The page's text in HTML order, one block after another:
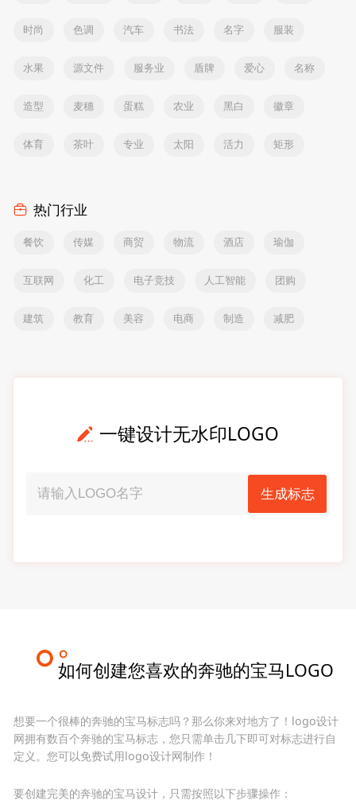
时尚 色调 汽车 书法 名字 服装
水果 源文件 服务业 盾牌 爱心 名称
造型 麦穗 蛋糕 农业 黑白 徽章
体育 茶叶 专业 太阳 活力 矩形
热门行业
餐饮 传媒 商贸 物流 酒店 瑜伽
互联网 化工 电子竞技 人工智能 团购
建筑 教育 美容 电商 制造 减肥
一键设计无水印LOGO
生成标志
如何创建您喜欢的奔驰的宝马LOGO
想要一个很棒的奔驰的宝马标志吗？那么你来对地方了！logo设计
网拥有数百个奔驰的宝马标志，您只需单击几下即可对标志进行自
定义。您可以免费试用logo设计网制作！
要创建完美的奔驰的宝马设计，只需按照以下步骤操作：